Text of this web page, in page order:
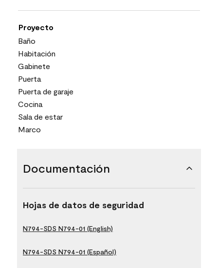
Proyecto
Baño
Habitación
Gabinete
Puerta
Puerta de garaje
Cocina
Sala de estar
Marco
Documentación
Hojas de datos de seguridad
N794-SDS N794-01 (English)
N794-SDS N794-01 (Español)